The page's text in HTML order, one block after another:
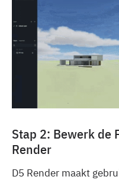
Stap 2: Bewerk de
Render
D5 Render maakt